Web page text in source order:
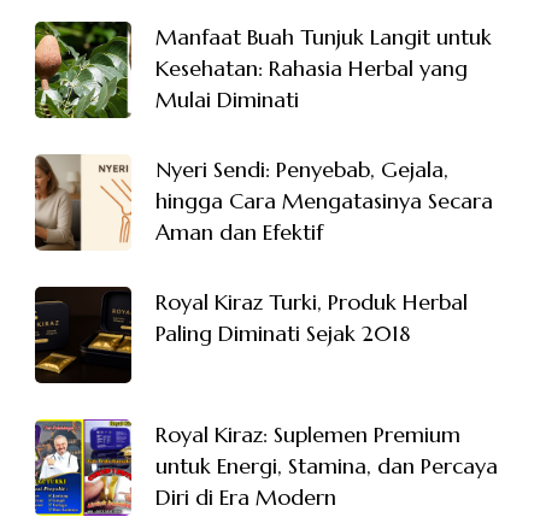
Manfaat Buah Tunjuk Langit untuk
Kesehatan: Rahasia Herbal yang
Mulai Diminati
Nyeri Sendi: Penyebab, Gejala,
hingga Cara Mengatasinya Secara
Aman dan Efektif
Royal Kiraz Turki, Produk Herbal
Paling Diminati Sejak 2018
Royal Kiraz: Suplemen Premium
untuk Energi, Stamina, dan Percaya
Diri di Era Modern